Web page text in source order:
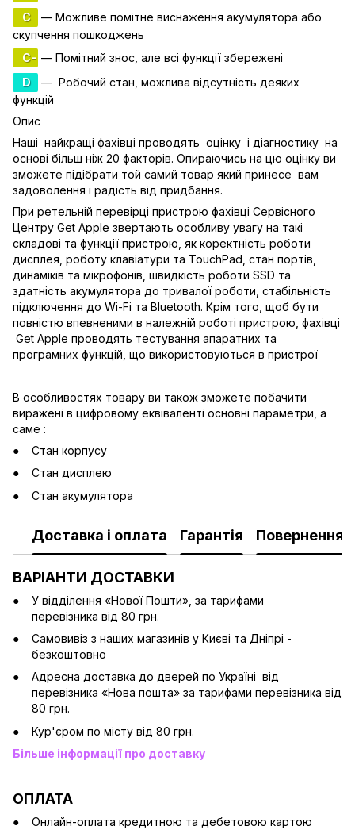
C
— Можливе помітне виснаження акумулятора або
скупчення пошкоджень
C- — Помітний знос, але всі функції збережені
D
— Робочий стан, можлива відсутність деяких
функцій
Опис
Наші найкращі фахівці проводять оцінку і діагностику на
основі більш ніж 20 факторів. Опираючись на цю оцінку ви
зможете підібрати той самий товар який принесе вам
задоволення і радість від придбання.
При ретельній перевірці пристрою фахівці Сервісного
Центру Get Apple звертають особливу увагу на такі
складові та функції пристрою, як коректність роботи
дисплея, роботу клавіатури та TouchPad, стан портів,
динаміків та мікрофонів, швидкість роботи SSD та
здатність акумулятора до тривалої роботи, стабільність
підключення до Wi-Fi та Bluetooth. Крім того, щоб бути
повністю впевненими в належній роботі пристрою, фахівці
Get Apple проводять тестування апаратних та
програмних функцій, що використовуються в пристрої
В особливостях товару ви також зможете побачити
виражені в цифровому еквіваленті основні параметри, а
саме :
Стан корпусу
Стан дисплею
Стан акумулятора
Доставка і оплата Гарантія Повернення
ВАРІАНТИ ДОСТАВКИ
У відділення «Нової Пошти», за тарифами
перевізника від 80 грн.
Cамовивіз з наших магазинів у Києві та Дніпрі -
безкоштовно
Адресна доставка до дверей по Україні від
перевізника «Нова пошта» за тарифами перевізника від
80 грн.
Кур'єром по місту від 80 грн.
Більше інформації про доставку
ОПЛАТА
Онлайн-оплата кредитною та дебетовою картою